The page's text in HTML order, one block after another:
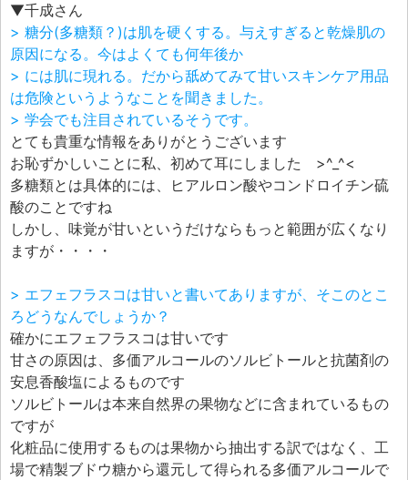
▼千成さん
> 糖分(多糖類？)は肌を硬くする。与えすぎると乾燥肌の
原因になる。今はよくても何年後か
> には肌に現れる。だから舐めてみて甘いスキンケア用品
は危険というようなことを聞きました。
> 学会でも注目されているそうです。
とても貴重な情報をありがとうございます
お恥ずかしいことに私、初めて耳にしました >^_^<
多糖類とは具体的には、ヒアルロン酸やコンドロイチン硫
酸のことですね
しかし、味覚が甘いというだけならもっと範囲が広くなり
ますが・・・・
> エフェフラスコは甘いと書いてありますが、そこのとこ
ろどうなんでしょうか？
確かにエフェフラスコは甘いです
甘さの原因は、多価アルコールのソルビトールと抗菌剤の
安息香酸塩によるものです
ソルビトールは本来自然界の果物などに含まれているもの
ですが
化粧品に使用するものは果物から抽出する訳ではなく、工
場で精製ブドウ糖から還元して得られる多価アルコールで